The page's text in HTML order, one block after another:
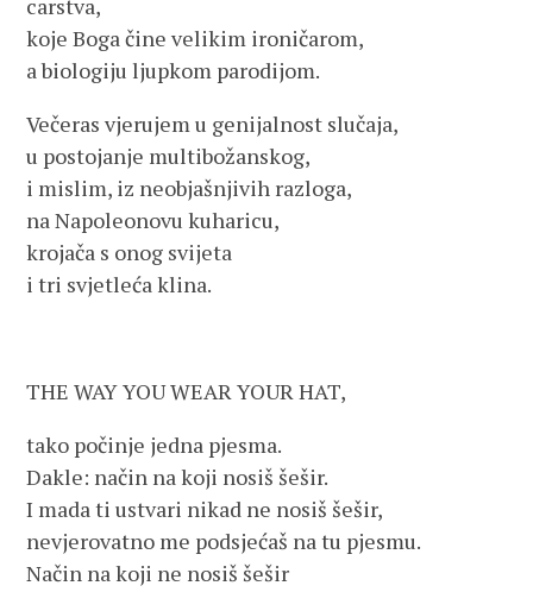
carstva,
koje Boga čine velikim ironičarom,
a biologiju ljupkom parodijom.
Večeras vjerujem u genijalnost slučaja,
u postojanje multibožanskog,
i mislim, iz neobjašnjivih razloga,
na Napoleonovu kuharicu,
krojača s onog svijeta
i tri svjetleća klina.
THE WAY YOU WEAR YOUR HAT,
tako počinje jedna pjesma.
Dakle: način na koji nosiš šešir.
I mada ti ustvari nikad ne nosiš šešir,
nevjerovatno me podsjećaš na tu pjesmu.
Način na koji ne nosiš šešir